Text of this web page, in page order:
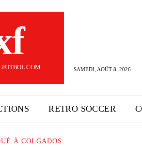
SAMEDI, AOÛT 8, 2026
RETRO SOCCER
À COLGADOS